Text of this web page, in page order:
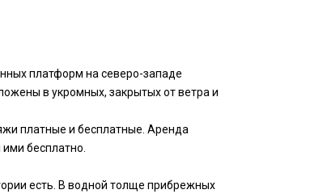
платформ на северо-западе
в укромных, закрытых от ветра и
платные и бесплатные. Аренда
бесплатно.
есть. В водной толще прибрежных